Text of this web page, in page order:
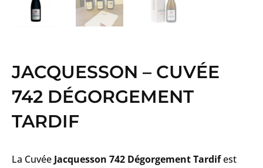
JACQUESSON – CUVÉE
742 DÉGORGEMENT
TARDIF
La Cuvée Jacquesson 742 Dégorgement Tardifest